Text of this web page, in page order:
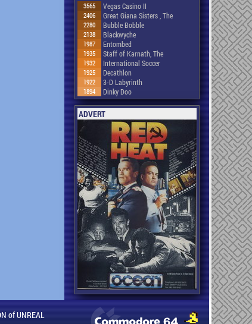
3565 Vegas Casino II
2406 Great Giana Sisters , The
2280 Bubble Bobble
2138 Blackwyche
1987 Entombed
1935 Staff of Karnath, The
1932 International Soccer
1925 Decathlon
1922 3-D Labyrinth
1894 Dinky Doo
ADVERT
of UNREAL